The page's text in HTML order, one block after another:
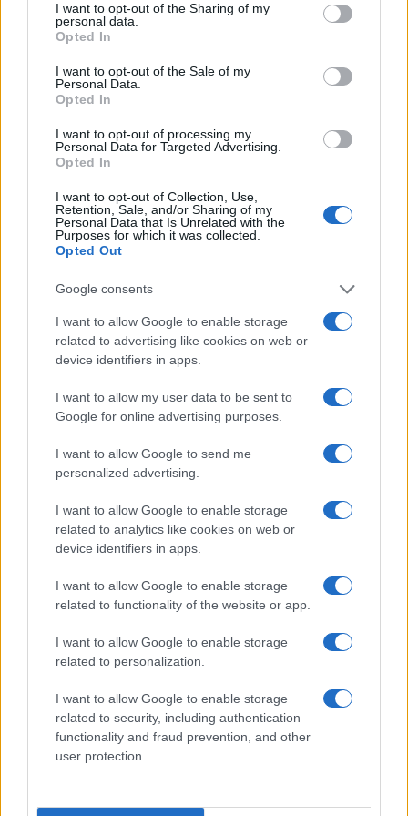
not limited to your visit or usage behaviour. You may click to
grant or deny consent to Google and its third-party tags to
use your data for below specified purposes in below Google
consent section.
I want to opt-out of the Sharing of my
personal data.
Opted In
I want to opt-out of the Sale of my
Personal Data.
Opted In
I want to opt-out of processing my
Personal Data for Targeted Advertising.
Opted In
I want to opt-out of Collection, Use,
Retention, Sale, and/or Sharing of my
Personal Data that Is Unrelated with the
Purposes for which it was collected.
Opted Out
Google consents
I want to allow Google to enable storage
related to advertising like cookies on web or
device identifiers in apps.
I want to allow my user data to be sent to
Google for online advertising purposes.
I want to allow Google to send me
personalized advertising.
I want to allow Google to enable storage
related to analytics like cookies on web or
device identifiers in apps.
I want to allow Google to enable storage
related to functionality of the website or app.
I want to allow Google to enable storage
related to personalization.
I want to allow Google to enable storage
related to security, including authentication
functionality and fraud prevention, and other
user protection.
bron v kategoriji Garlic. To je dokaz, da lahko strast,
vztrajnost in predanost stojijo z ramo ob rami z
najboljšimi v Evropi. To priznanje smo si resnično
prislužili in daje nam še več zagona, da ustvarjamo z
večjo strastjo in ambicijo tudi v prihodnje,
" je ob
priznanju dejala
Iskrene čestitke.
Vir: Čili Roža
Opozorilo: Po 297. členu Kazenskega zakonika je
posameznik kazensko odgovoren za javno spodbujanje
rasističnimi, diskriminatornimi ali nezakonitimi vsebinami bodo
odstranjeni. Pravila komentiranja →
Failed to fetch
Mežica
Kategorije: Novice
Ključne besede: bronasta medalja
mežica
čili roža
garlic chinense